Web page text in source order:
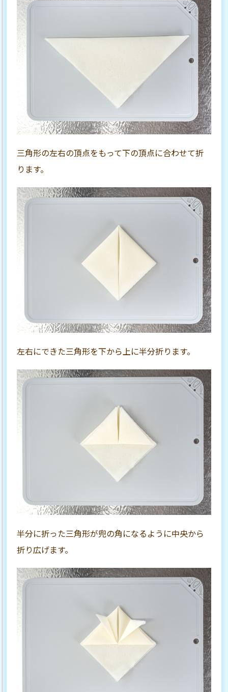
三角形の左右の頂点をもって下の頂点に合わせて折
ります。
左右にできた三角形を下から上に半分折ります。
半分に折った三角形が兜の角になるように中央から
折り広げます。